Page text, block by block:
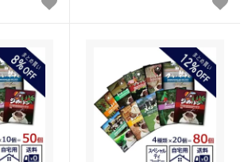
インレス）商品